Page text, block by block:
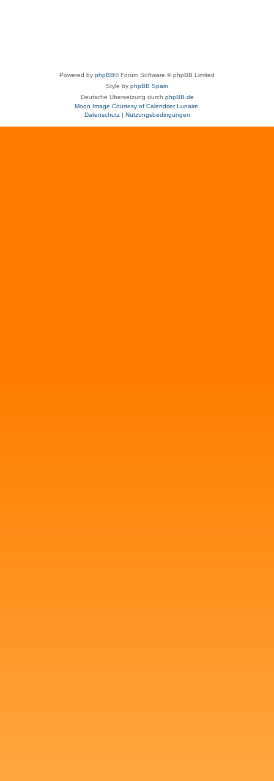
Powered by phpBB® Forum Software © phpBB Limited
Style by phpBB Spain
Deutsche Übersetzung durch phpBB.de
Moon Image Courtesy of Calendrier Lunaire.
Datenschutz| Nutzungsbedingungen